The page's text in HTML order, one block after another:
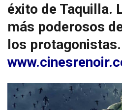
éxito de Taquilla.
más poderosos
los protagonistas.